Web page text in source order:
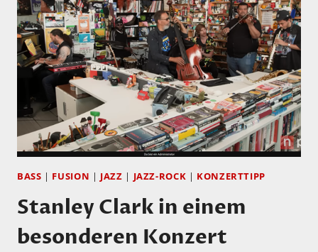
DIE
BESTEN!
BASS | FUSION | JAZZ | JAZZ-ROCK | KONZERTTIPP
Stanley Clark in einem
besonderen Konzert